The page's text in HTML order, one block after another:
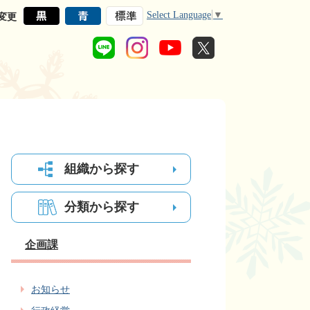
更 Select Language ▼
組織から探す
分類から探す
企画課
お知らせ